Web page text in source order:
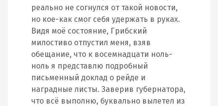
реально не согнулся от такой новости,
но кое-как смог себя удержать в руках.
Видя моё состояние, Грибский
милостиво отпустил меня, взяв
обещание, что к восемнадцати ноль-
ноль я представлю подробный
письменный доклад о рейде и
наградные листы. Заверив губернатора,
что всё выполню, буквально вылетел из